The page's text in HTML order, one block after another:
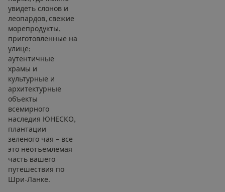
увидеть слонов и
леопардов, свежие
морепродукты,
приготовленные на
улице;
аутентичные
храмы и
культурные и
архитектурные
объекты
всемирного
наследия ЮНЕСКО,
плантации
зеленого чая – все
это неотъемлемая
часть вашего
путешествия по
Шри-Ланке.